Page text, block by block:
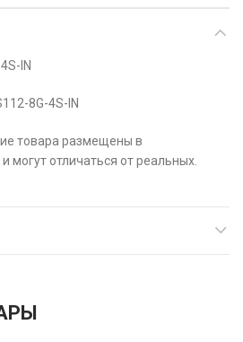
IN
8G-4S-IN
товара размещены в
могут отличаться от реальных.